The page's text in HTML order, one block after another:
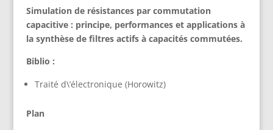
Simulation de résistances par commutation
capacitive : principe, performances et applications à
la synthèse de filtres actifs à capacités commutées.
Biblio :
Traité d\’électronique (Horowitz)
Plan